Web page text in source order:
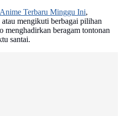
Anime Terbaru Minggu Ini,
atau mengikuti berbagai pilihan
menghadirkan beragam tontonan
santai.